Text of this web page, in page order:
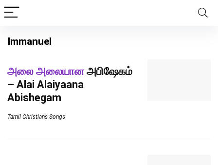
Immanuel
அலை அலையானஅபிஷேகம்
– Alai Alaiyaana
Abishegam
Tamil Christians Songs